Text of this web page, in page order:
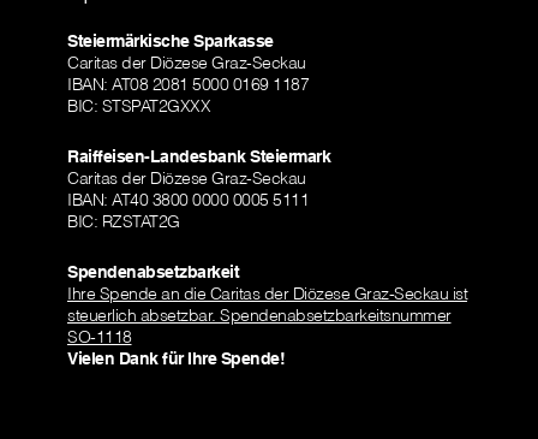
Steiermärkische Sparkasse
Caritas der Diözese Graz-Seckau
IBAN: AT08 2081 5000 0169 1187
BIC: STSPAT2GXXX
Raiffeisen-Landesbank Steiermark
Caritas der Diözese Graz-Seckau
IBAN: AT40 3800 0000 0005 5111
BIC: RZSTAT2G
Spendenabsetzbarkeit
Ihre Spende an die Caritas der Diözese Graz-Seckau ist
steuerlich absetzbar. Spendenabsetzbarkeitsnummer
SO-1118
Vielen Dank für Ihre Spende!